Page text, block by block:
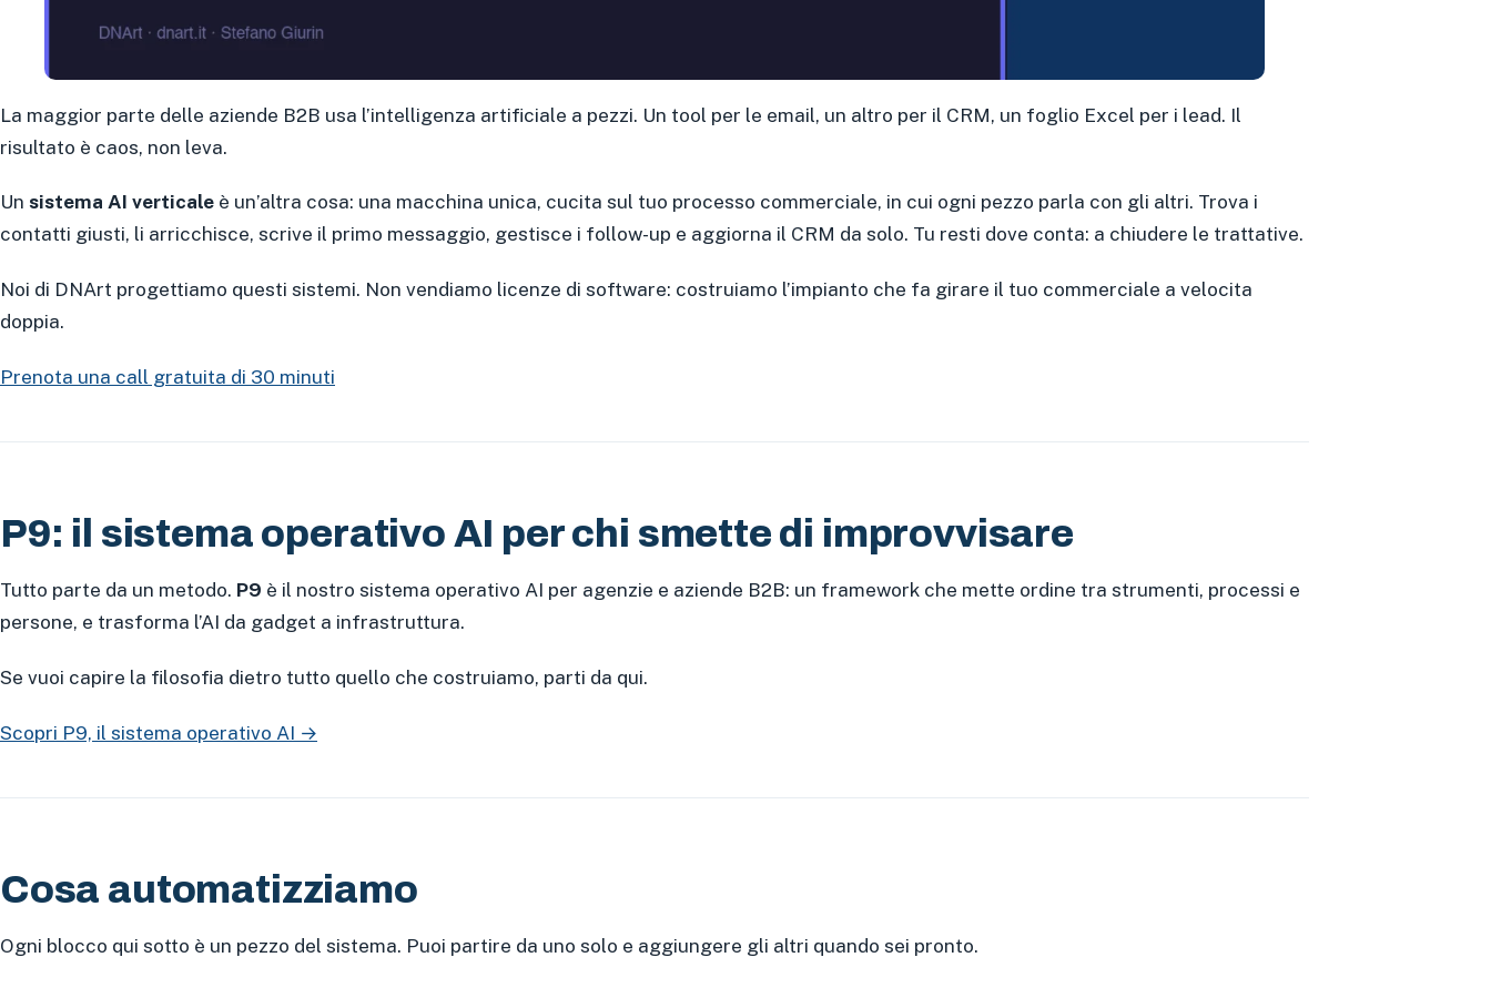
La maggior parte delle aziende B2B usa l’intelligenza artificiale a pezzi. Un tool per le email, un altro per il CRM, un foglio Excel per i lead. Il
risultato è caos, non leva.
Un sistema AI verticale è un’altra cosa: una macchina unica, cucita sul tuo processo commerciale, in cui ogni pezzo parla con gli altri. Trova i
contatti giusti, li arricchisce, scrive il primo messaggio, gestisce i follow-up e aggiorna il CRM da solo. Tu resti dove conta: a chiudere le trattative.
Noi di DNArt progettiamo questi sistemi. Non vendiamo licenze di software: costruiamo l’impianto che fa girare il tuo commerciale a velocita
doppia.
Prenota una call gratuita di 30 minuti
P9: il sistema operativo AI per chi smette di improvvisare
Tutto parte da un metodo. P9 è il nostro sistema operativo AI per agenzie e aziende B2B: un framework che mette ordine tra strumenti, processi e
persone, e trasforma l’AI da gadget a infrastruttura.
Se vuoi capire la filosofia dietro tutto quello che costruiamo, parti da qui.
Scopri P9, il sistema operativo AI →
Cosa automatizziamo
Ogni blocco qui sotto è un pezzo del sistema. Puoi partire da uno solo e aggiungere gli altri quando sei pronto.